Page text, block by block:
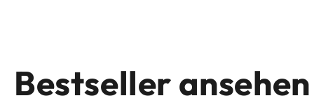
Bestseller ansehen